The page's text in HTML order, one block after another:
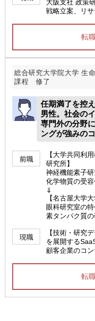
大阪支社 政策
戦略立案、リ
転
総合研究大学院大学 生
課程 修了
任期満了を控
男性。社会の
専門外の分野
ングが強みの
前職
【大学共同利
研究所】
神経機能素子
化学物質の受
⇓
【名古屋大学
眼科研究室の
素タンパク質
現職
【技術・研究
を展開する
顧客企業のコ
転